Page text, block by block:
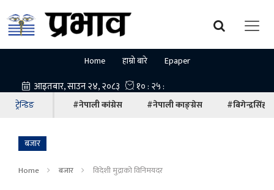
Home हाम्रो बारे Epaper
ट्रेन्डिङ #नेपाली कांग्रेस #नेपाली काङ्ग्रेस #बिगेन्द्रसिंह
बजार
Home बजार विदेशी मुद्राको विनिमयदर